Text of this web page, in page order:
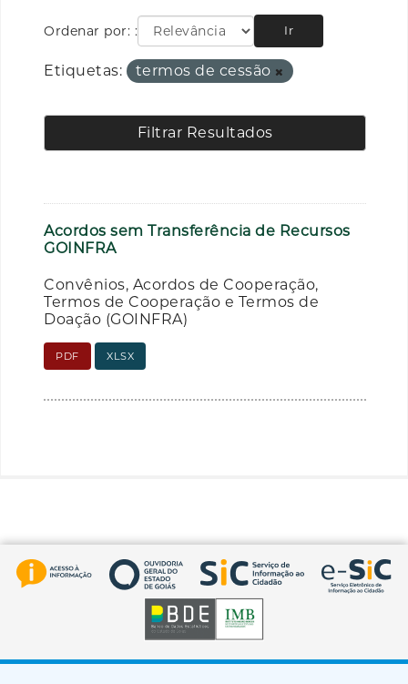
Ordenar por: Ir
Etiquetas: termos de cessão
Filtrar Resultados
Acordos sem Transferência de Recursos
GOINFRA
Convênios, Acordos de Cooperação,
Termos de Cooperação e Termos de
Doação (GOINFRA)
PDF XLSX